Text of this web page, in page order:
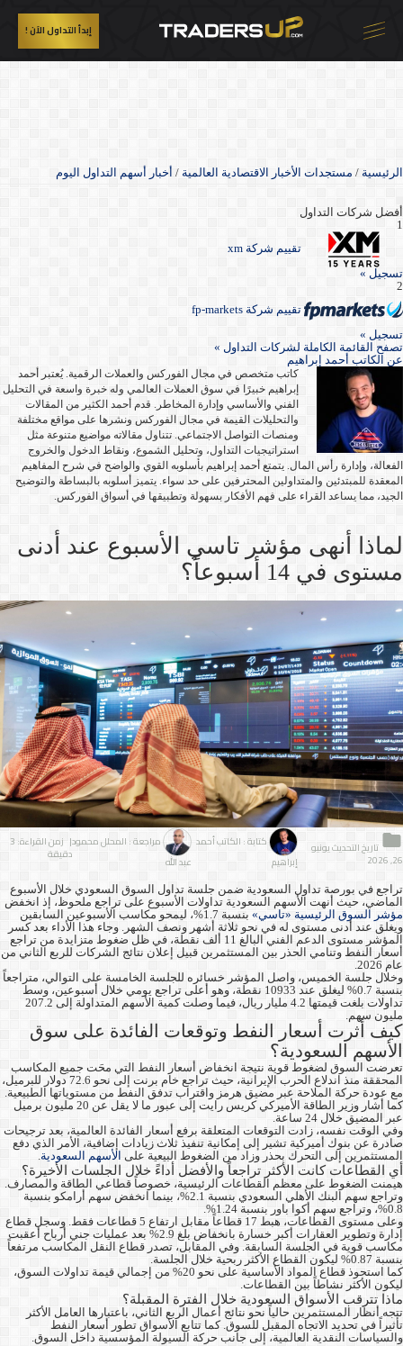
إبدأ التداول الآن !
الرئيسية / مستجدات الأخبار الاقتصادية العالمية / أخبار أسهم التداول اليوم
أفضل شركات التداول
1
تقييم شركة xm
تسجيل »
2
تقييم شركة fp-markets
تسجيل »
تصفح القائمة الكاملة لشركات التداول »
عن الكاتب أحمد إبراهيم
كاتب متخصص في مجال الفوركس والعملات الرقمية. يُعتبر أحمد
إبراهيم خبيرًا في سوق العملات العالمي وله خبرة واسعة في التحليل
الفني والأساسي وإدارة المخاطر. قدم أحمد الكثير من المقالات
والتحليلات القيمة في مجال الفوركس ونشرها على مواقع مختلفة
ومنصات التواصل الاجتماعي. تتناول مقالاته مواضيع متنوعة مثل
استراتيجيات التداول، وتحليل الشموع، ونقاط الدخول والخروج
الفعالة، وإدارة رأس المال. يتمتع أحمد إبراهيم بأسلوبه القوي والواضح في شرح المفاهيم
المعقدة للمبتدئين والمتداولين المحترفين على حد سواء. يتميز أسلوبه بالبساطة والتوضيح
الجيد، مما يساعد القراء على فهم الأفكار بسهولة وتطبيقها في أسواق الفوركس.
لماذا أنهى مؤشر تاسي الأسبوع عند أدنى
مستوى في 14 أسبوعاً؟
تاريخ التحديث يونيو
26, 2026
كتابة : الكاتب أحمد
إبراهيم
مراجعة : المحلل محمود
عبد الله
| زمن القراءة: 3
دقيقة
تراجع في بورصة تداول السعودية ضمن جلسة تداول السوق السعودي خلال الأسبوع
الماضي، حيث أنهت الأسهم السعودية تداولات الأسبوع على تراجع ملحوظ، إذ انخفض
مؤشر السوق الرئيسية «تاسي»
بنسبة 1.7%، ليمحو مكاسب الأسبوعين السابقين
ويغلق عند أدنى مستوى له في نحو ثلاثة أشهر ونصف الشهر. وجاء هذا الأداء بعد كسر
المؤشر مستوى الدعم الفني البالغ 11 ألف نقطة، في ظل ضغوط متزايدة من تراجع
أسعار النفط وتنامي الحذر بين المستثمرين قبيل إعلان نتائج الشركات للربع الثاني من
عام 2026.
وخلال جلسة الخميس، واصل المؤشر خسائره للجلسة الخامسة على التوالي، متراجعاً
بنسبة 0.7% ليغلق عند 10933 نقطة، وهو أعلى تراجع يومي خلال أسبوعين، وسط
تداولات بلغت قيمتها 4.2 مليار ريال، فيما وصلت كمية الأسهم المتداولة إلى 207.2
مليون سهم.
كيف أثرت أسعار النفط وتوقعات الفائدة على سوق
الأسهم السعودية؟
تعرضت السوق لضغوط قوية نتيجة انخفاض أسعار النفط التي محَت جميع المكاسب
المحققة منذ اندلاع الحرب الإيرانية، حيث تراجع خام برنت إلى نحو 72.6 دولار للبرميل،
مع عودة حركة الملاحة عبر مضيق هرمز واقتراب تدفق النفط من مستوياتها الطبيعية.
كما أشار وزير الطاقة الأميركي كريس رايت إلى عبور ما لا يقل عن 20 مليون برميل
عبر المضيق خلال 24 ساعة.
وفي الوقت نفسه، زادت التوقعات المتعلقة برفع أسعار الفائدة العالمية، بعد ترجيحات
صادرة عن بنوك أميركية تشير إلى إمكانية تنفيذ ثلاث زيادات إضافية، الأمر الذي دفع
المستثمرين إلى التحرك بحذر وزاد من الضغوط البيعية على الأسهم السعودية.
أي القطاعات كانت الأكثر تراجعاً والأفضل أداءً خلال الجلسات الأخيرة؟
هيمنت الضغوط على معظم القطاعات الرئيسية، خصوصاً قطاعي الطاقة والمصارف.
وتراجع سهم البنك الأهلي السعودي بنسبة 2.1%، بينما انخفض سهم أرامكو بنسبة
0.8%، وتراجع سهم أكوا باور بنسبة 1.24%.
وعلى مستوى القطاعات، هبط 17 قطاعاً مقابل ارتفاع 5 قطاعات فقط. وسجل قطاع
إدارة وتطوير العقارات أكبر خسارة بانخفاض بلغ 2.9% بعد عمليات جني أرباح أعقبت
مكاسب قوية في الجلسة السابقة. وفي المقابل، تصدر قطاع النقل المكاسب مرتفعاً
بنسبة 0.87% ليكون القطاع الأكثر ربحية خلال الجلسة.
كما استحوذ قطاع المواد الأساسية على نحو 20% من إجمالي قيمة تداولات السوق،
ليكون الأكثر نشاطاً بين القطاعات.
ماذا تترقب الأسواق السعودية خلال الفترة المقبلة؟
تتجه أنظار المستثمرين حالياً نحو نتائج أعمال الربع الثاني، باعتبارها العامل الأكثر
تأثيراً في تحديد الاتجاه المقبل للسوق. كما تتابع الأسواق تطور أسعار النفط
والسياسات النقدية العالمية، إلى جانب حركة السيولة المؤسسية داخل السوق.